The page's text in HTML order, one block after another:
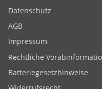
Datenschutz
AGB
Impressum
Rechtliche
Batteriegesetzhinweise